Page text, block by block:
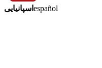
اسپانیایی español